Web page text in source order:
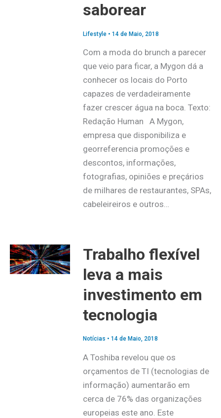
saborear
Lifestyle• 14 de Maio, 2018
Com a moda do brunch a parecer
que veio para ficar, a Mygon dá a
conhecer os locais do Porto
capazes de verdadeiramente
fazer crescer água na boca. Texto:
Redação Human A Mygon,
empresa que disponibiliza e
georreferencia promoções e
descontos, informações,
fotografias, opiniões e preçários
de milhares de restaurantes, SPAs,
cabeleireiros e outros…
Trabalho flexível
leva a mais
investimento em
tecnologia
Notícias • 14 de Maio, 2018
A Toshiba revelou que os
orçamentos de TI (tecnologias de
informação) aumentarão em
cerca de 76% das organizações
europeias este ano. Este